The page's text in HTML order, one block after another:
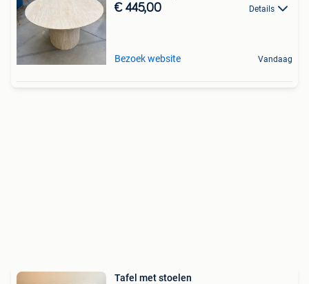
€ 445,00 Details
Bezoek website Vandaag
Tafel met stoelen